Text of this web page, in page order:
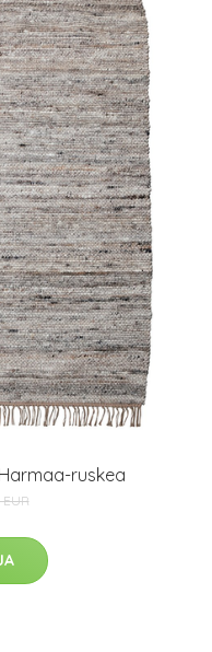
ruskea